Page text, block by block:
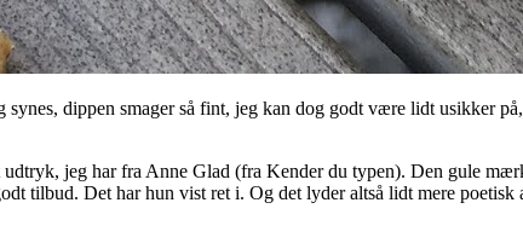
dippen smager så fint, jeg kan dog godt være lidt usikker
jeg har fra Anne Glad (fra Kender du typen). Den gule
tilbud. Det har hun vist ret i. Og det lyder altså lidt mere